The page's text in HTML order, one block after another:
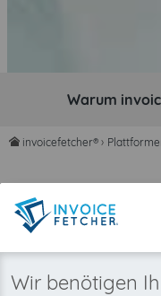
Warum
home invoicefetcher® ›
Zeit sparen
Wir benötigen